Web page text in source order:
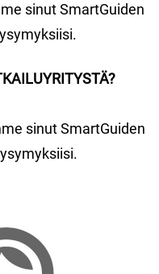
sinut SmartGuiden
sinut SmartGuiden